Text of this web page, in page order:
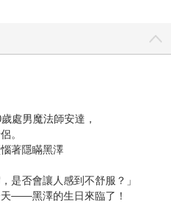
處男魔法師安達，
。
著隱瞞黑澤
是否會讓人感到不舒服？」
——黑澤的生日來臨了！